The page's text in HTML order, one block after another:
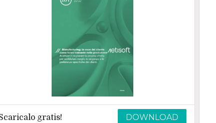
gratis! DOWNLOAD